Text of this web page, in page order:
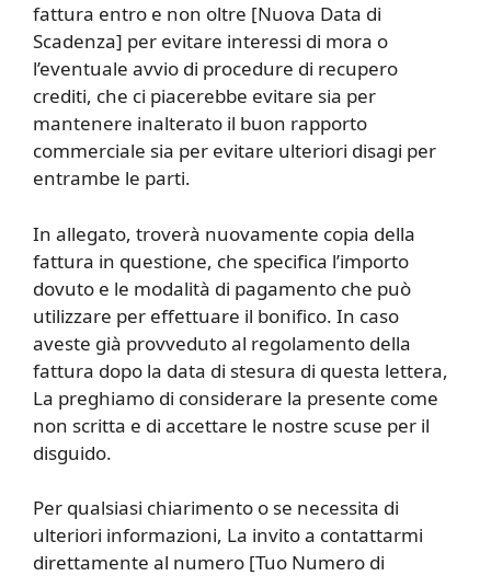
fattura entro e non oltre [Nuova Data di
Scadenza] per evitare interessi di mora o
l’eventuale avvio di procedure di recupero
crediti, che ci piacerebbe evitare sia per
mantenere inalterato il buon rapporto
commerciale sia per evitare ulteriori disagi per
entrambe le parti.
In allegato, troverà nuovamente copia della
fattura in questione, che specifica l’importo
dovuto e le modalità di pagamento che può
utilizzare per effettuare il bonifico. In caso
aveste già provveduto al regolamento della
fattura dopo la data di stesura di questa lettera,
La preghiamo di considerare la presente come
non scritta e di accettare le nostre scuse per il
disguido.
Per qualsiasi chiarimento o se necessita di
ulteriori informazioni, La invito a contattarmi
direttamente al numero [Tuo Numero di